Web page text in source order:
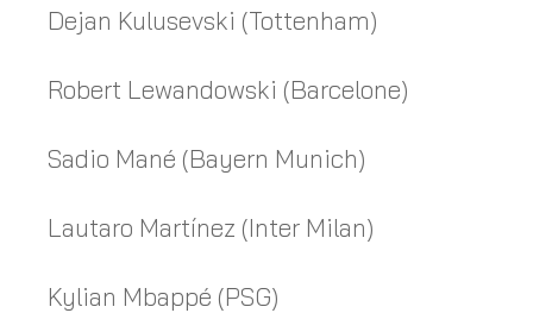
Dejan Kulusevski (Tottenham)
Robert Lewandowski (Barcelone)
Sadio Mané (Bayern Munich)
Lautaro Martínez (Inter Milan)
Kylian Mbappé (PSG)